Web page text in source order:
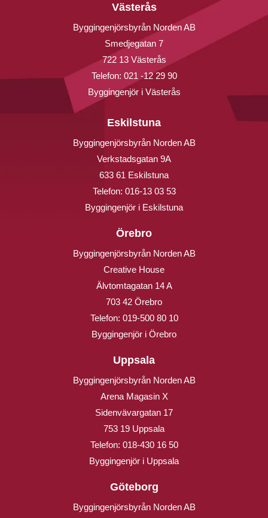
Västerås
Byggingenjörsbyrån Norden AB
Smedjegatan 7
722 13 Västerås
Telefon: 021 -12 29 90
Byggingenjör i Västerås
Eskilstuna
Byggingenjörsbyrån Norden AB
Verkstadsgatan 9A
633 61 Eskilstuna
Telefon: 016-13 03 53
Byggingenjör i Eskilstuna
Örebro
Byggingenjörsbyrån Norden AB
Creative House
Älvtomtagatan 14 A
703 42 Örebro
Telefon: 019-500 80 10
Byggingenjör i Örebro
Uppsala
Byggingenjörsbyrån Norden AB
Arena Magasin X
Sidenvävargatan 17
753 19 Uppsala
Telefon: 018-430 16 50
Byggingenjör i Uppsala
Göteborg
Byggingenjörsbyrån Norden AB